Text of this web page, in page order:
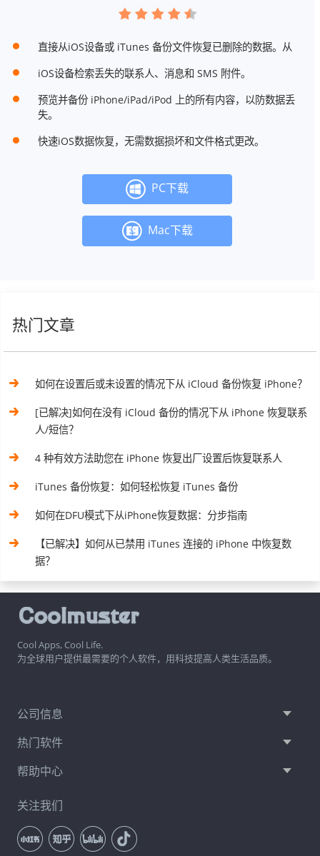
直接从iOS设备或 iTunes 备份文件恢复已删除的数据。从
iOS设备检索丢失的联系人、消息和 SMS 附件。
预览并备份 iPhone/iPad/iPod 上的所有内容，以防数据丢
失。
快速iOS数据恢复，无需数据损坏和文件格式更改。
PC下载
Mac下载
热门文章
如何在设置后或未设置的情况下从 iCloud 备份恢复 iPhone？
[已解决]如何在没有 iCloud 备份的情况下从 iPhone 恢复联系
人/短信？
4 种有效方法助您在 iPhone 恢复出厂设置后恢复联系人
iTunes 备份恢复：如何轻松恢复 iTunes 备份
如何在DFU模式下从iPhone恢复数据：分步指南
【已解决】如何从已禁用 iTunes 连接的 iPhone 中恢复数
据？
Cool Apps, Cool Life.
为全球用户提供最需要的个人软件，用科技提高人类生活品质。
公司信息
热门软件
帮助中心
关注我们